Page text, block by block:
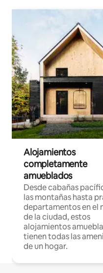
Alojamientos
completamente
amueblados
Desde cabañas
las montañas hasta
departamentos en el
de la ciudad, estos
alojamientos
tienen todas las
de un hogar.